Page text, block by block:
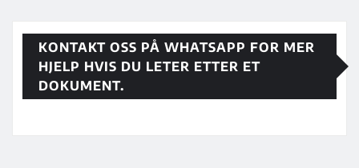
KONTAKT OSS PÅ WHATSAPP FOR MER
HJELP HVIS DU LETER ETTER ET
DOKUMENT.